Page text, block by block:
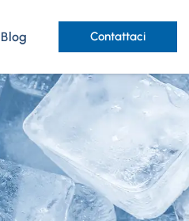
Blog Contattaci